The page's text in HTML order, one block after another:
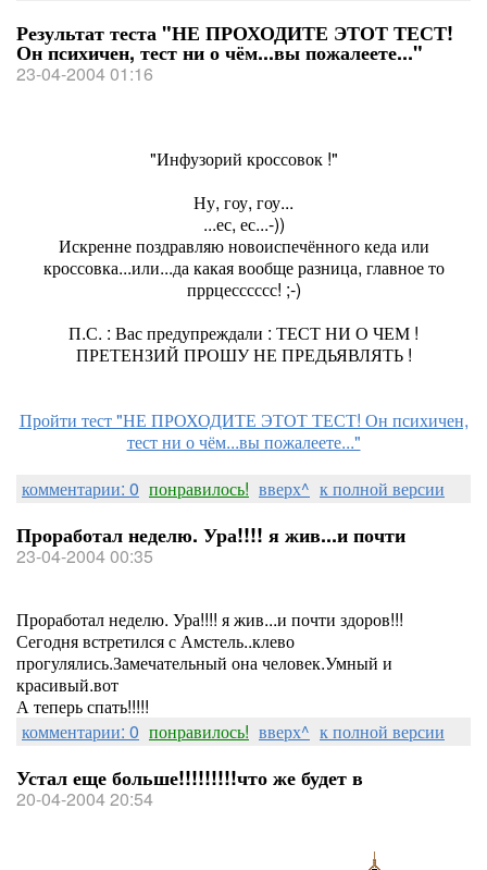
Результат теста "НЕ ПРОХОДИТЕ ЭТОТ ТЕСТ!
Он психичен, тест ни о чём...вы пожалеете..."
23-04-2004 01:16
"Инфузорий кроссовок !"
Ну, гоу, гоу...
...ес, ес...-))
Искренне поздравляю новоиспечённого кеда или
кроссовка...или...да какая вообще разница, главное то
пррцесссссс! ;-)
П.С. : Вас предупреждали : ТЕСТ НИ О ЧЕМ !
ПРЕТЕНЗИЙ ПРОШУ НЕ ПРЕДЬЯВЛЯТЬ !
Пройти тест "НЕ ПРОХОДИТЕ ЭТОТ ТЕСТ! Он психичен,
тест ни о чём...вы пожалеете..."
комментарии: 0 понравилось! вверх^ к полной версии
Проработал неделю. Ура!!!! я жив...и почти
23-04-2004 00:35
Проработал неделю. Ура!!!! я жив...и почти здоров!!!
Сегодня встретился с Амстель..клево
прогулялись.Замечательный она человек.Умный и
красивый.вот
А теперь спать!!!!!
комментарии: 0 понравилось! вверх^ к полной версии
Устал еще больше!!!!!!!!!что же будет в
20-04-2004 20:54